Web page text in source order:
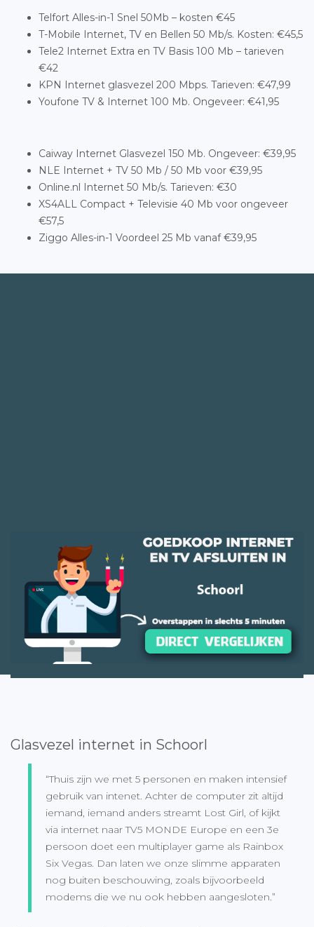
Telfort Alles-in-1 Snel 50Mb – kosten €45
T-Mobile Internet, TV en Bellen 50 Mb/s. Kosten: €45,5
Tele2 Internet Extra en TV Basis 100 Mb – tarieven
€42
KPN Internet glasvezel 200 Mbps. Tarieven: €47,99
Youfone TV & Internet 100 Mb. Ongeveer: €41,95
Caiway Internet Glasvezel 150 Mb. Ongeveer: €39,95
NLE Internet + TV 50 Mb / 50 Mb voor €39,95
Online.nl Internet 50 Mb/s. Tarieven: €30
XS4ALL Compact + Televisie 40 Mb voor ongeveer
€57,5
Ziggo Alles-in-1 Voordeel 25 Mb vanaf €39,95
Glasvezel internet in Schoorl
“Thuis zijn we met 5 personen en maken intensief
gebruik van intenet. Achter de computer zit altijd
iemand, iemand anders streamt Lost Girl, of kijkt
via internet naar TV5 MONDE Europe en een 3e
persoon doet een multiplayer game als Rainbox
Six Vegas. Dan laten we onze slimme apparaten
nog buiten beschouwing, zoals bijvoorbeeld
modems die we nu ook hebben aangesloten.”